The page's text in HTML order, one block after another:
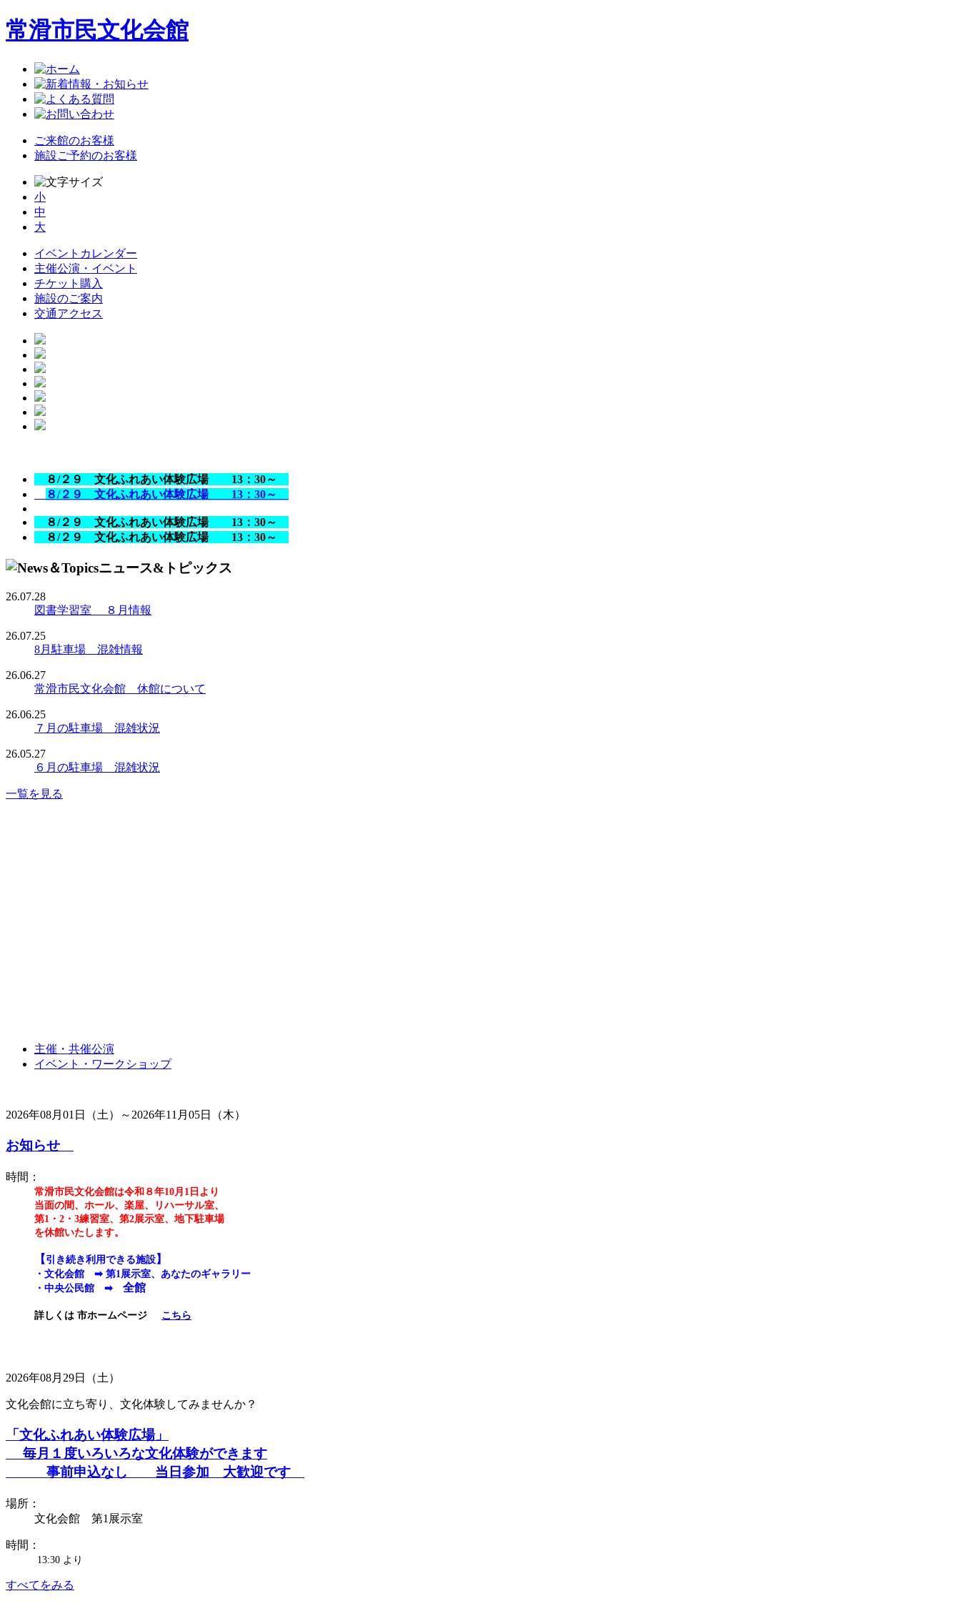
常滑市民文化会館
ご来館のお客様
施設ご予約のお客様
小
中
大
イベントカレンダー
主催公演・イベント
チケット購入
施設のご案内
交通アクセス
８/２９ 文化ふれあい体験広場 13：30～
８/２９ 文化ふれあい体験広場 13：30～
８/２９ 文化ふれあい体験広場 13：30～
８/２９ 文化ふれあい体験広場 13：30～
26.07.28
図書学習室 ８月情報
26.07.25
8月駐車場 混雑情報
26.06.27
常滑市民文化会館 休館について
26.06.25
７月の駐車場 混雑状況
26.05.27
６月の駐車場 混雑状況
一覧を見る
主催・共催公演
イベント・ワークショップ
2026年08月01日（土）～2026年11月05日（木）
お知らせ
時間：
常滑市民文化会館は令和８年10月1日より
当面の間、ホール、楽屋、リハーサル室、
第1・2・3練習室、第2展示室、地下駐車場
を休館いたします。
【 引き続き利用できる施設 】
・ 文化会館 ➡ 第1展示室、あなたのギャラリー
・中央公民館 ➡ 全館
詳しくは 市ホームページ こちら
2026年08月29日（土）
文化会館に立ち寄り、文化体験してみませんか？
「文化ふれあい体験広場」
毎月１度いろいろな文化体験ができます
事前申込なし 当日参加 大歓迎です
場所：
文化会館 第1展示室
時間：
13:30 より
すべてをみる